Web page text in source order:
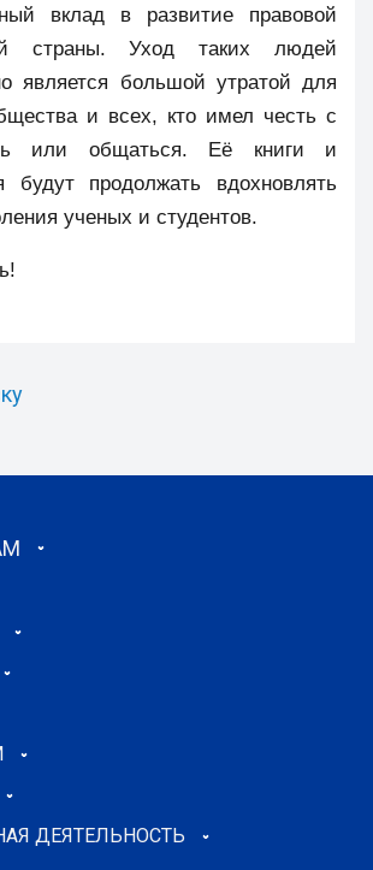
вклад в развитие правовой
страны. Уход таких людей
является большой утратой для
и всех, кто имел честь с
или общаться. Её книги и
будут продолжать вдохновлять
ученых и студентов.
ДЕЯТЕЛЬНОСТЬ